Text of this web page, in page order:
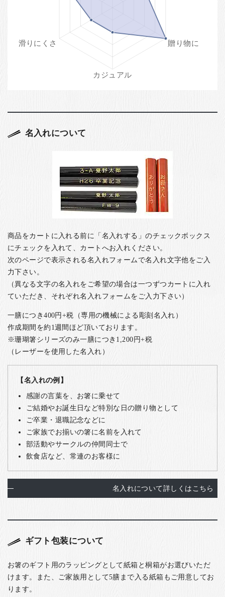
名入れについて
商品をカートに入れる前に「名入れする」のチェックボックス
にチェックを入れて、カートへお入れください。
次のページで表示される名入れフォームで名入れ文字他をご入
力下さい。
（異なる文字の名入れをご希望の場合は一つずつカートに入れ
ていただき、それぞれ名入れフォームをご入力下さい）
一膳につき400円+税（専用の機械による彫刻名入れ）
作成期間を約1週間ほど頂いております。
※珊瑚箸シリーズのみ一膳につき1,200円+税
（レーザーを使用した名入れ）
【名入れの例】
感謝の言葉を、お箸に乗せて
ご結婚やお誕生日など特別な日の贈り物として
ご卒業・退職記念などに
ご家族でお揃いの箸に名前を入れて
部活動やサークルの仲間同士で
飲食店など、常連のお客様に
名入れについて詳しくはこちら
ギフト包装について
お箸のギフト用のラッピングとして紙箱と桐箱がお選びいただ
けます。また、ご家族用として5膳まで入る紙箱もご用意してお
ります。